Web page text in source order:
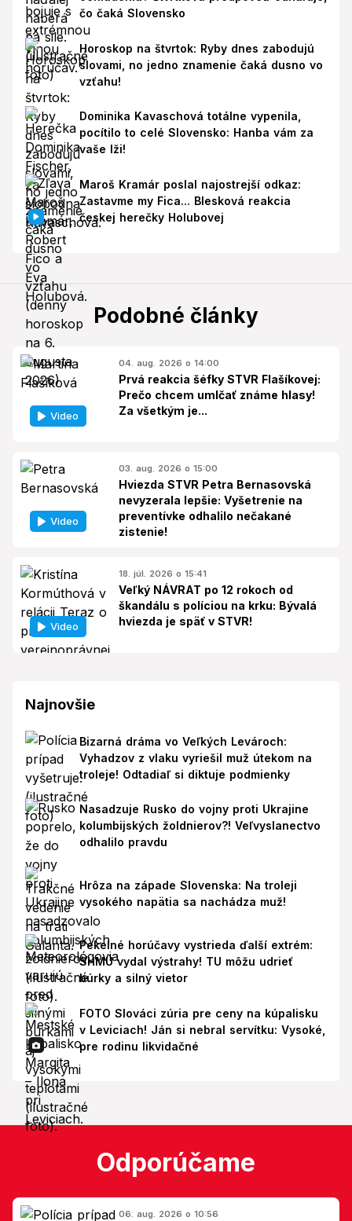
čo čaká Slovensko
Horoskop na štvrtok: Ryby dnes zabodujú
slovami, no jedno znamenie čaká dusno vo
vzťahu!
Dominika Kavaschová totálne vypenila,
pocítilo to celé Slovensko: Hanba vám za
vaše lži!
Maroš Kramár poslal najostrejší odkaz:
Zastavme my Fica... Blesková reakcia
českej herečky Holubovej
Podobné články
Video
04. aug. 2026 o 14:00
Prvá reakcia šéfky STVR Flašíkovej:
Prečo chcem umlčať známe hlasy!
Za všetkým je...
Video
03. aug. 2026 o 15:00
Hviezda STVR Petra Bernasovská
nevyzerala lepšie: Vyšetrenie na
preventívke odhalilo nečakané
zistenie!
Video
18. júl. 2026 o 15:41
Veľký NÁVRAT po 12 rokoch od
škandálu s políciou na krku: Bývalá
hviezda je späť v STVR!
Najnovšie
Bizarná dráma vo Veľkých Levároch:
Vyhadzov z vlaku vyriešil muž útekom na
troleje! Odtadiaľ si diktuje podmienky
Nasadzuje Rusko do vojny proti Ukrajine
kolumbijských žoldnierov?! Veľvyslanectvo
odhalilo pravdu
Hrôza na západe Slovenska: Na troleji
vysokého napätia sa nachádza muž!
Pekelné horúčavy vystrieda ďalší extrém:
SHMÚ vydal výstrahy! TU môžu udrieť
búrky a silný vietor
FOTO Slováci zúria pre ceny na kúpalisku
v Leviciach! Ján si nebral servítku: Vysoké,
pre rodinu likvidačné
Odporúčame
06. aug. 2026 o 10:56